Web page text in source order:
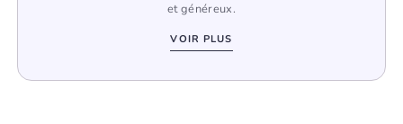
et généreux.
VOIR PLUS